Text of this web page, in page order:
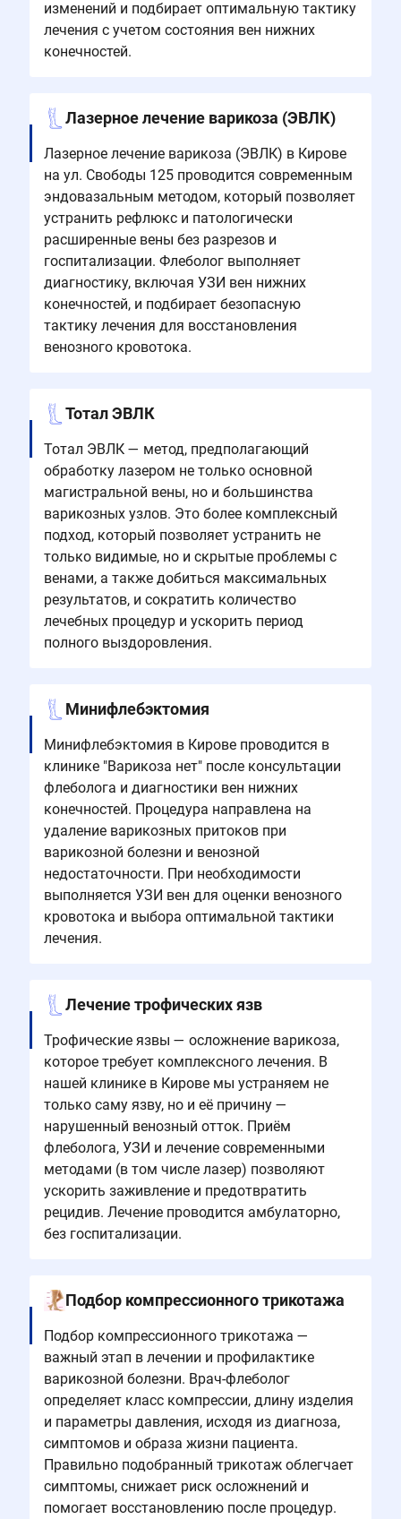
изменений и подбирает оптимальную тактику
лечения с учетом состояния вен нижних
конечностей.
Лазерное лечение варикоза (ЭВЛК)
Лазерное лечение варикоза (ЭВЛК) в Кирове
на ул. Свободы 125 проводится современным
эндовазальным методом, который позволяет
устранить рефлюкс и патологически
расширенные вены без разрезов и
госпитализации. Флеболог выполняет
диагностику, включая УЗИ вен нижних
конечностей, и подбирает безопасную
тактику лечения для восстановления
венозного кровотока.
Тотал ЭВЛК
Тотал ЭВЛК — метод, предполагающий
обработку лазером не только основной
магистральной вены, но и большинства
варикозных узлов. Это более комплексный
подход, который позволяет устранить не
только видимые, но и скрытые проблемы с
венами, а также добиться максимальных
результатов, и сократить количество
лечебных процедур и ускорить период
полного выздоровления.
Минифлебэктомия
Минифлебэктомия в Кирове проводится в
клинике "Варикоза нет" после консультации
флеболога и диагностики вен нижних
конечностей. Процедура направлена на
удаление варикозных притоков при
варикозной болезни и венозной
недостаточности. При необходимости
выполняется УЗИ вен для оценки венозного
кровотока и выбора оптимальной тактики
лечения.
Лечение трофических язв
Трофические язвы — осложнение варикоза,
которое требует комплексного лечения. В
нашей клинике в Кирове мы устраняем не
только саму язву, но и её причину —
нарушенный венозный отток. Приём
флеболога, УЗИ и лечение современными
методами (в том числе лазер) позволяют
ускорить заживление и предотвратить
рецидив. Лечение проводится амбулаторно,
без госпитализации.
Подбор компрессионного трикотажа
Подбор компрессионного трикотажа —
важный этап в лечении и профилактике
варикозной болезни. Врач-флеболог
определяет класс компрессии, длину изделия
и параметры давления, исходя из диагноза,
симптомов и образа жизни пациента.
Правильно подобранный трикотаж облегчает
симптомы, снижает риск осложнений и
помогает восстановлению после процедур.